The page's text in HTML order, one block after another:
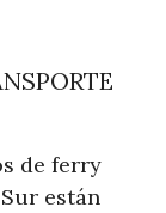
de ferry
están